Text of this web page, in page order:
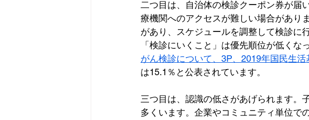
二つ目は、自治体の検診クーポン券が届
療機関へのアクセスが難しい場合があり
があり、スケジュールを調整して検診に
「検診にいくこと」は優先順位が低くな
がん検診について、3P、2019年国民生活
は15.1％と公表されています。
三つ目は、認識の低さがあげられます。
多くいます。企業やコミュニティ単位で